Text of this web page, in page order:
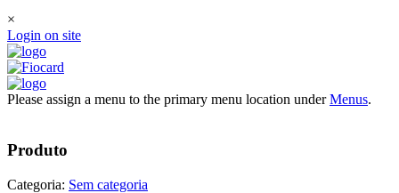
×
Login on site
Please assign a menu to the primary menu location underMenus.
Produto
Categoria: Sem categoria